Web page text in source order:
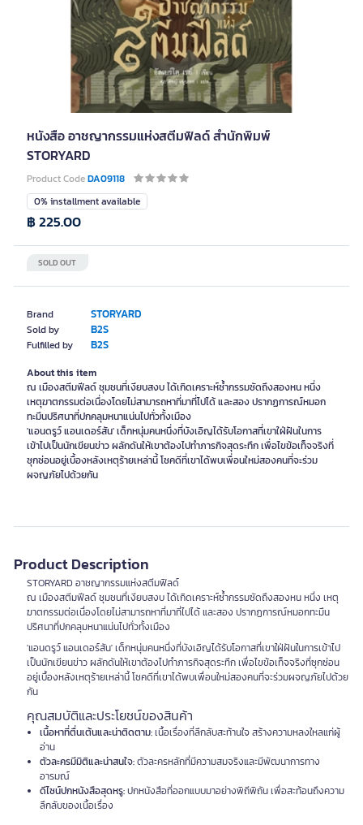
หนังสือ อาชญากรรมแห่งสตีมฟิลด์ สำนักพิมพ์
STORYARD
Product CodeDA09118
Brand STORYARD
Sold by B2S
Fulfilled by B2S
0% installment available
SOLD OUT
฿ 225.00
About this item
ณ เมืองสตีมฟีลด์ ชุมชนที่เงียบสงบ ได้เกิดเคราะห์ซ้ำกรรมซัดถึงสองหน หนึ่ง
เหตุฆาตกรรมต่อเนื่องโดยไม่สามารถหาที่มาที่ไปได้ และสอง ปรากฏการณ์หมอก
ทะมึนปริศนาที่ปกคลุมหนาแน่นไปทั่วทั้งเมือง
'แอนดรูว์ แอนเดอร์สัน' เด็กหนุ่มคนหนึ่งที่บังเอิญได้รับโอกาสที่เขาใฝ่ฝันในการ
เข้าไปเป็นนักเขียนข่าว ผลักดันให้เขาต้องไปทำภารกิจสุดระทึก เพื่อไขข้อเท็จจริงที่
ซุกซ่อนอยู่เบื้องหลังเหตุร้ายเหล่านี้ โชคดีที่เขาได้พบเพื่อนใหม่สองคนที่จะร่วม
ผจญภัยไปด้วยกัน
Product Description
STORYARD อาชญากรรมแห่งสตีมฟิลด์
ณ เมืองสตีมฟีลด์ ชุมชนที่เงียบสงบ ได้เกิดเคราะห์ซ้ำกรรมซัดถึงสองหน หนึ่ง เหตุ
ฆาตกรรมต่อเนื่องโดยไม่สามารถหาที่มาที่ไปได้ และสอง ปรากฏการณ์หมอกทะมึน
ปริศนาที่ปกคลุมหนาแน่นไปทั่วทั้งเมือง
'แอนดรูว์ แอนเดอร์สัน' เด็กหนุ่มคนหนึ่งที่บังเอิญได้รับโอกาสที่เขาใฝ่ฝันในการเข้าไป
เป็นนักเขียนข่าว ผลักดันให้เขาต้องไปทำภารกิจสุดระทึก เพื่อไขข้อเท็จจริงที่ซุกซ่อน
อยู่เบื้องหลังเหตุร้ายเหล่านี้ โชคดีที่เขาได้พบเพื่อนใหม่สองคนที่จะร่วมผจญภัยไปด้วย
กัน
คุณสมบัติและประโยชน์ของสินค้า
เนื้อหาที่ตื่นเต้นและน่าติดตาม:เนื้อเรื่องที่ลึกลับสะท้านใจ สร้างความหลงใหลแก่ผู้
อ่าน
ตัวละครมีมิติและน่าสนใจ:ตัวละครหลักที่มีความสมจริงและมีพัฒนาการทาง
อารมณ์
ดีไซน์ปกหนังสือสุดหรู:ปกหนังสือที่ออกแบบมาอย่างพิถีพิถัน เพื่อสะท้อนถึงความ
ลึกลับของเนื้อเรื่อง